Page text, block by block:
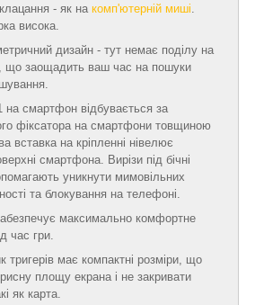
- як на комп'ютерній миші
висока.
дизайн - тут немає поділу на
що заощадить ваш час на пошуки
на смартфон відбувається за
фіксатора на смартфони товщиною
вставка на кріпленні нівелює
смартфона. Вирізи під бічні
уникнути мимовільних
та блокування на телефоні.
максимально комфортне
час гри.
тригерів має компактні розміри, що
площу екрана і не закривати
як карта.